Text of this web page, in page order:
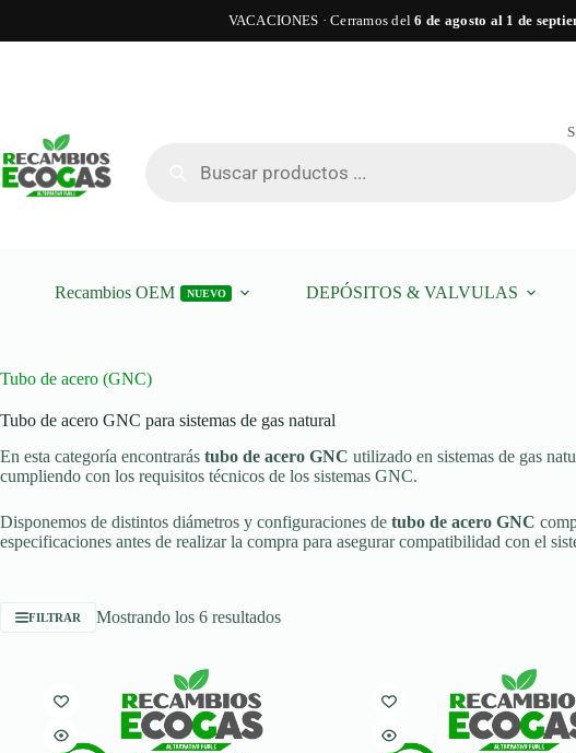
VACACIONES · Cerramos del6 de agosto al 1 de
Recambios OEM NUEVO DEPÓSITOS & VALVULAS
Tubo de acero (GNC)
Tubo de acero GNC para sistemas de gas natural
En esta categoría encontrarás tubo de acero GNC utilizado en sistemas de gas
cumpliendo con los requisitos técnicos de los sistemas GNC.
Disponemos de distintos diámetros y configuraciones de tubo de acero GNC
especificaciones antes de realizar la compra para asegurar compatibilidad con el
FILTRAR Mostrando los 6 resultadosOrdenado